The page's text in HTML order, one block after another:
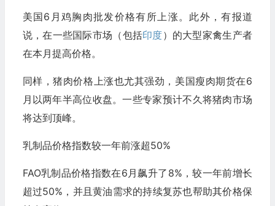
美国6月鸡胸肉批发价格有所上涨。此外，有报道
说，在一些国际市场（包括印度）的大型家禽生产者
在本月提高价格。
同样，猪肉价格上涨也尤其强劲，美国瘦肉期货在6
月以两年半高位收盘。一些专家预计不久将猪肉市场
将达到顶峰。
乳制品价格指数较一年前涨超50%
FAO乳制品价格指数在6月飙升了8%，较一年前增长
超过50%，并且黄油需求的持续复苏也帮助其价格保